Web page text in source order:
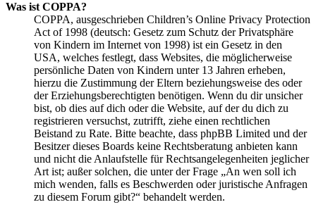
Was ist COPPA?
COPPA, ausgeschrieben Children’s Online Privacy Protection
Act of 1998 (deutsch: Gesetz zum Schutz der Privatsphäre
von Kindern im Internet von 1998) ist ein Gesetz in den
USA, welches festlegt, dass Websites, die möglicherweise
persönliche Daten von Kindern unter 13 Jahren erheben,
hierzu die Zustimmung der Eltern beziehungsweise des oder
der Erziehungsberechtigten benötigen. Wenn du dir unsicher
bist, ob dies auf dich oder die Website, auf der du dich zu
registrieren versuchst, zutrifft, ziehe einen rechtlichen
Beistand zu Rate. Bitte beachte, dass phpBB Limited und der
Besitzer dieses Boards keine Rechtsberatung anbieten kann
und nicht die Anlaufstelle für Rechtsangelegenheiten jeglicher
Art ist; außer solchen, die unter der Frage „An wen soll ich
mich wenden, falls es Beschwerden oder juristische Anfragen
zu diesem Forum gibt?“ behandelt werden.